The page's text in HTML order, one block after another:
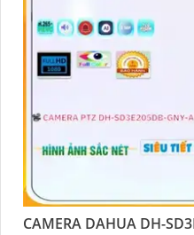
CAMERA DAHUA DH-